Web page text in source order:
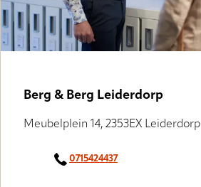
Berg & Berg Leiderdorp
Meubelplein 14, 2353EX Leiderdorp
0715424437